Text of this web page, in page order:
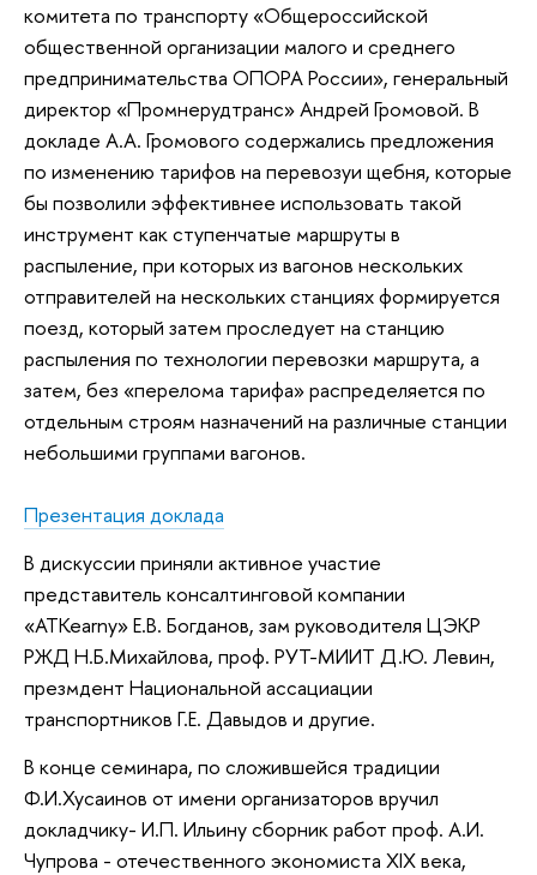
комитета по транспорту «Общероссийской
общественной организации малого и среднего
предпринимательства ОПОРА России», генеральный
директор «Промнерудтранс» Андрей Громовой. В
докладе А.А. Громового содержались предложения
по изменению тарифов на перевозуи щебня, которые
бы позволили эффективнее использовать такой
инструмент как ступенчатые маршруты в
распыление, при которых из вагонов нескольких
отправителей на нескольких станциях формируется
поезд, который затем проследует на станцию
распыления по технологии перевозки маршрута, а
затем, без «перелома тарифа» распределяется по
отдельным строям назначений на различные станции
небольшими группами вагонов.
Презентация доклада
В дискуссии приняли активное участие
представитель консалтинговой компании
«ATKearny» Е.В. Богданов, зам руководителя ЦЭКР
РЖД Н.Б.Михайлова, проф. РУТ-МИИТ Д.Ю. Левин,
презмдент Национальной ассациации
транспортников Г.Е. Давыдов и другие.
В конце семинара, по сложившейся традиции
Ф.И.Хусаинов от имени организаторов вручил
докладчику- И.П. Ильину сборник работ проф. А.И.
Чупрова - отечественного экономиста XIX века,